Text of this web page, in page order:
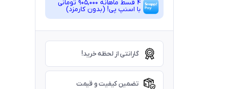
4 قسط ماهانه 905,000 تومانی
با اسنپ ‌پی! (بدون کارمزد)
گارانتی از لحظه خرید!
تضمین کیفیت و قیمت